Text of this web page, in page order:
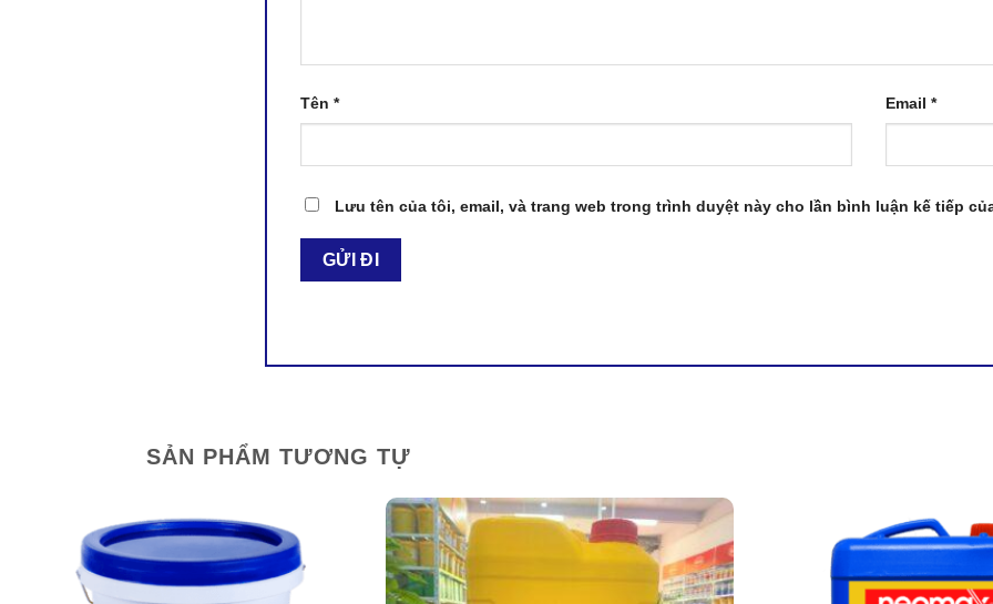
Tên * Email *
Lưu tên của tôi, email, và trang web trong trình duyệt này cho lần bình luận kế tiếp
SẢN PHẨM TƯƠNG TỰ